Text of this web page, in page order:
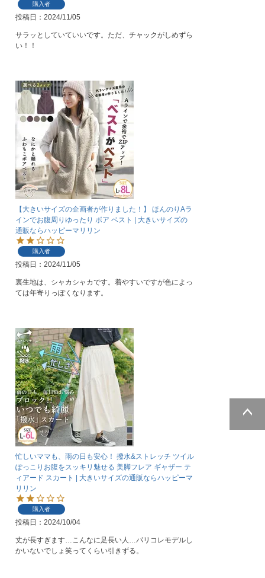
購入者
投稿日 2024/11/05
サラッとしていていいです。ただ、チャックがしめずら
い！！
【大きいサイズの企画者が作りました！】 ほんのりAラ
インでお腹周りゆったり ボア ベスト | 大きいサイズの
通販ならハッピーマリリン
購入者
投稿日 2024/11/05
裏生地は、シャカシャカです。着やすいですが色によっ
ては年寄りっぽくなります。
忙しいママも、雨の日も安心！ 撥水&ストレッチ ツイル
ぽっこりお腹をスッキリ魅せる 美脚フレア ギャザー テ
ィアード スカート | 大きいサイズの通販ならハッピーマ
リリン
購入者
投稿日 2024/10/04
丈が長すぎます…こんなに足長い人…パリコレモデルし
かいないでしょ笑ってくらい引きずる。
ページトッ